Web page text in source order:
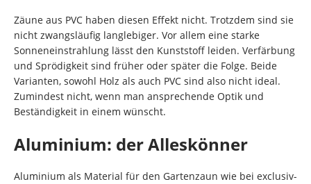
Zäune aus PVC haben diesen Effekt nicht. Trotzdem sind sie
nicht zwangsläufig langlebiger. Vor allem eine starke
Sonneneinstrahlung lässt den Kunststoff leiden. Verfärbung
und Sprödigkeit sind früher oder später die Folge. Beide
Varianten, sowohl Holz als auch PVC sind also nicht ideal.
Zumindest nicht, wenn man ansprechende Optik und
Beständigkeit in einem wünscht.
Aluminium: der Alleskönner
Aluminium als Material für den Gartenzaun wie bei exclusiv-